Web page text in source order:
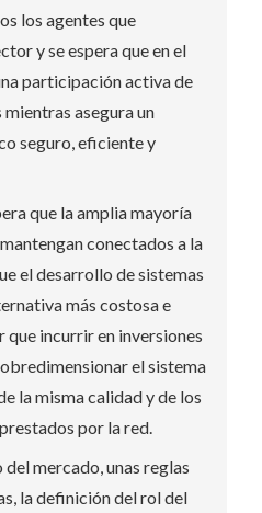
los agentes que
y se espera que en el
participación activa de
asegura un
seguro, eficiente y
que la amplia mayoría
conectados a la
el desarrollo de sistemas
más costosa e
que incurrir en inversiones
el sistema
la misma calidad y de los
por la red.
mercado, unas reglas
la definición del rol del